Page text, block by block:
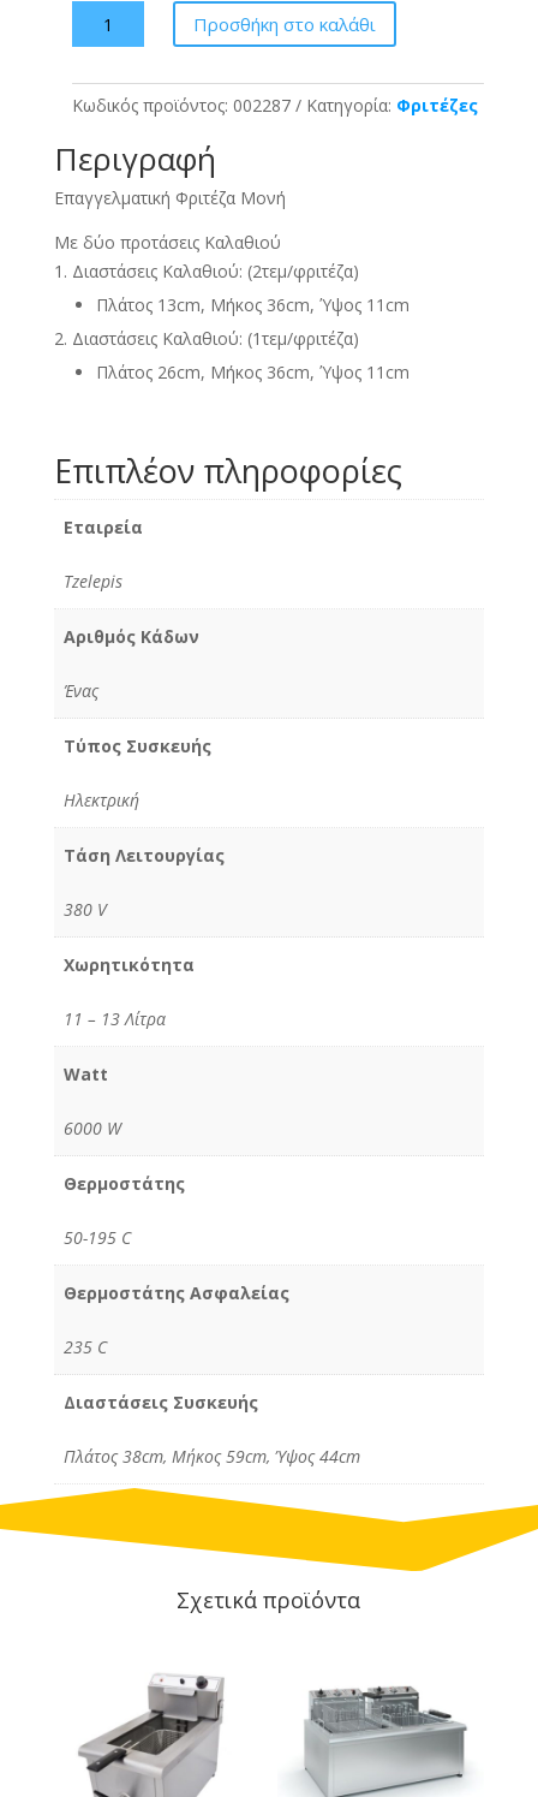
Φριτέζα
Μονή
-
TX13
(11lt-
13lt)
380V
ποσότητα
Προσθήκη στο καλάθι
Κωδικός προϊόντος: 002287 Κατηγορία: Φριτέζες
Περιγραφή
Επαγγελματική Φριτέζα Μονή
Με δύο προτάσεις Καλαθιού
Διαστάσεις Καλαθιού: (2τεμ/φριτέζα)
Πλάτος 13cm, Μήκος 36cm, Ύψος 11cm
Διαστάσεις Καλαθιού: (1τεμ/φριτέζα)
Πλάτος 26cm, Μήκος 36cm, Ύψος 11cm
Επιπλέον πληροφορίες
Εταιρεία
Tzelepis
Αριθμός Κάδων
Ένας
Τύπος Συσκευής
Ηλεκτρική
Τάση Λειτουργίας
380 V
Χωρητικότητα
11 – 13 Λίτρα
Watt
6000 W
Θερμοστάτης
50-195 C
Θερμοστάτης Ασφαλείας
235 C
Διαστάσεις Συσκευής
Πλάτος 38cm, Μήκος 59cm, Ύψος 44cm
Σχετικά προϊόντα